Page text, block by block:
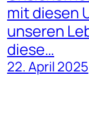
mit diesen
unseren
diese…
22. April 2025